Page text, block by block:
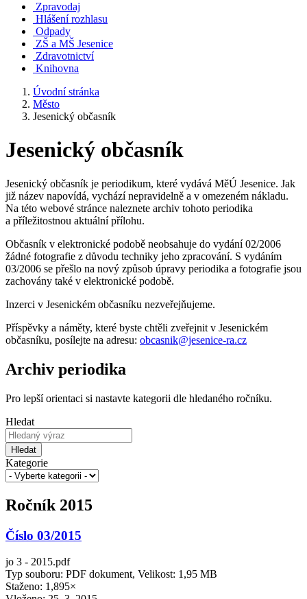
Zpravodaj
Hlášení rozhlasu
Odpady
ZŠ a MŠ Jesenice
Zdravotnictví
Knihovna
Úvodní stránka
Město
Jesenický občasník
Jesenický občasník
Jesenický občasník je periodikum, které vydává MěÚ Jesenice. Jak
již název napovídá, vychází nepravidelně a v omezeném nákladu.
Na této webové stránce naleznete archiv tohoto periodika
a příležitostnou aktuální přílohu.
Občasník v elektronické podobě neobsahuje do vydání 02/2006
žádné fotografie z důvodu techniky jeho zpracování. S vydáním
03/2006 se přešlo na nový způsob úpravy periodika a fotografie jsou
zachovány také v elektronické podobě.
Inzerci v Jesenickém občasníku nezveřejňujeme.
Příspěvky a náměty, které byste chtěli zveřejnit v Jesenickém
občasníku, posílejte na adresu: obcasnik@jesenice-ra.cz
Archiv periodika
Pro lepší orientaci si nastavte kategorii dle hledaného ročníku.
Hledat
Hledat
Kategorie
Ročník 2015
Číslo 03/2015
jo 3 - 2015.pdf
Typ souboru: PDF dokument, Velikost: 1,95 MB
Staženo: 1,895×